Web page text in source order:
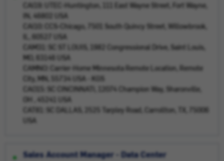
CAI19: UTEC-Huntington, 111 East Wayne Street, Fort Wayne,
IN, 46802 USA
CAI10: CCS-Chicago, 7501 South Quincy Street, Willowbrook,
IL, 60527 USA
CAM31: SC ST LOUIS, 1982 Congressional Drive, Saint Louis,
MO, 63146 USA
CAMNO: Carrier-Home Minnesota Remote Location, Remote
City, MN, 55734 USA - KGS
CAO15: SC CINCINNATI, 12074 Champion Way, Sharonville,
OH , 45241 USA
CAT81: SC DALLAS, 2525 Tarpley Road, Carrollton, TX, 75006
USA
Sales Account Manager - Data Center